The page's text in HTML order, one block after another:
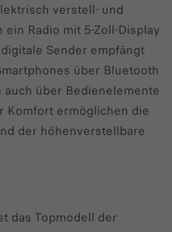
verstell- und
Radio mit 5-Zoll-Display
Sender empfängt
über Bluetooth
über Bedienelemente
Komfort ermöglichen die
der höhenverstellbare
das Topmodell der